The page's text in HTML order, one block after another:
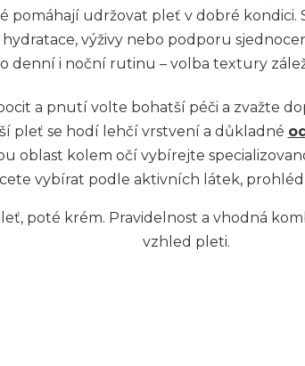
v
l
á
d
a
c
í
p
r
pomáhají udržovat pleť v dobré
výživy nebo podporu
denní i noční rutinu – volba textury
a pnutí volte bohatší péči a zvažte
pleť se hodí lehčí vrstvení a důkladné
oblast kolem očí vybírejte
vybírat podle aktivních látek,
poté krém. Pravidelnost a vhodná
vzhled pleti.